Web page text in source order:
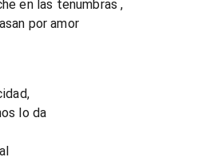
en las tenumbras ,
por amor
lo da